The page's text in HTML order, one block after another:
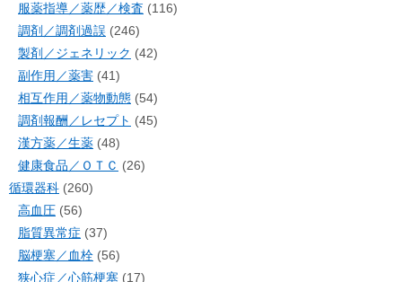
服薬指導／薬歴／検査 (116)
調剤／調剤過誤 (246)
製剤／ジェネリック (42)
副作用／薬害 (41)
相互作用／薬物動態 (54)
調剤報酬／レセプト (45)
漢方薬／生薬 (48)
健康食品／ＯＴＣ (26)
循環器科 (260)
高血圧 (56)
脂質異常症 (37)
脳梗塞／血栓 (56)
狭心症／心筋梗塞 (17)